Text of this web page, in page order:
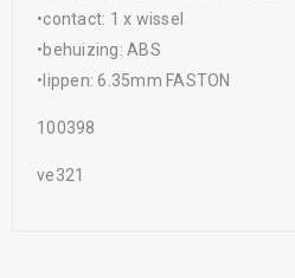
•contact: 1 x wissel
•behuizing: ABS
•lippen: 6.35mm FASTON
100398
ve321